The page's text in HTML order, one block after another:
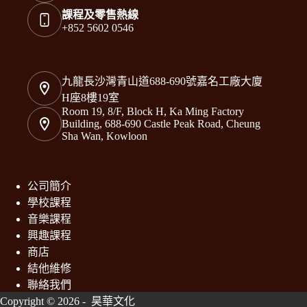
課程及零售熱線
+852 5602 0546
九龍長沙灣青山道688-690號嘉名工廠大廈
H座8樓19室
Room 19, 8/F, Block H, Ka Ming Factory
Building, 688-690 Castle Peak Road, Cheung
Sha Wan, Kowloon
公司簡介
學校課程
音樂課程
興趣課程
商店
結他維修
聯絡我們
Copyright © 2026 - 昊華文化